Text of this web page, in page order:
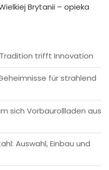
Brytanii – opieka
trifft Innovation
für strahlend
sich Vorbaurollladen aus
Auswahl, Einbau und